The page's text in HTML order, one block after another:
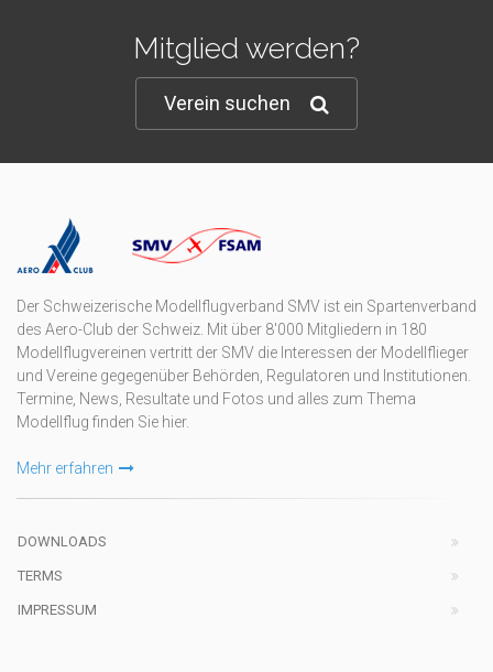
Mitglied werden?
Verein suchen
Der Schweizerische Modellflugverband SMV ist ein Spartenverband
des Aero-Club der Schweiz. Mit über 8'000 Mitgliedern in 180
Modellflugvereinen vertritt der SMV die Interessen der Modellflieger
und Vereine gegegenüber Behörden, Regulatoren und Institutionen.
Termine, News, Resultate und Fotos und alles zum Thema
Modellflug finden Sie hier.
Mehr erfahren
DOWNLOADS
TERMS
IMPRESSUM